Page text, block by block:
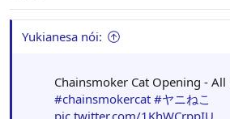
Yukianesa nói:
Chainsmoker Cat Opening - All
#chainsmokercat #ヤニねこ
pic.twitter.com/1KhWCrppIU